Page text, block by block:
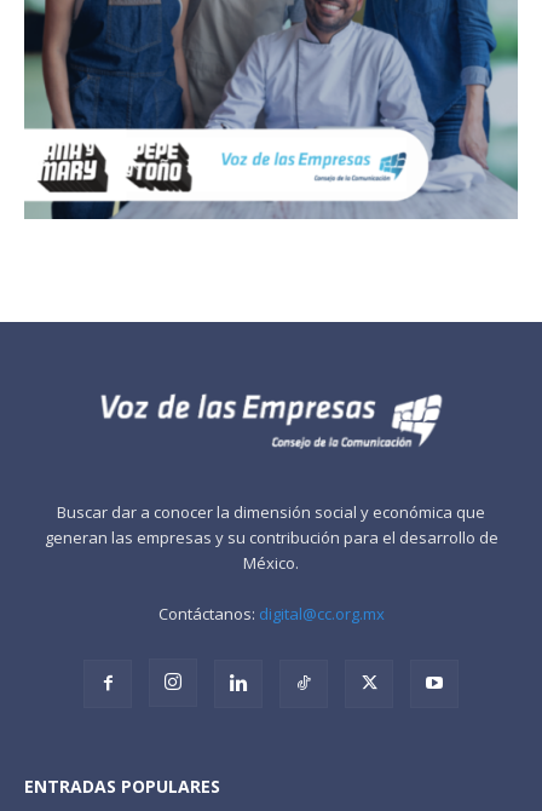
Buscar dar a conocer la dimensión social y económica que
generan las empresas y su contribución para el desarrollo de
México.
Contáctanos: digital@cc.org.mx
ENTRADAS POPULARES